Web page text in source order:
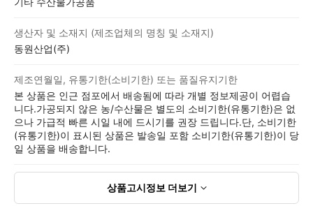
생산자 및 소재지 (제조업체의 명칭 및 소재지)
동원산업(주)
제조연월일, 유통기한(소비기한) 또는 품질유지기한
본 상품은 인근 점포에서 배송됨에 따라 개별 정보제공이 어렵습
니다.가공되지 않은 농/수산물은 별도의 소비기한(유통기한)은 없
으나 가급적 빠른 시일 내에 드시기를 권장 드립니다.단, 소비기한
(유통기한)이 표시된 상품은 발송일 포함 소비기한(유통기한)이 당
일 상품을 배송합니다.
상품고시정보 더보기